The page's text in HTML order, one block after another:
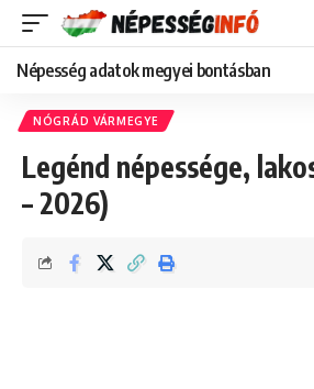
Népesség adatok megyei bontásban
NÓGRÁD VÁRMEGYE
Legénd népessége,
– 2026)